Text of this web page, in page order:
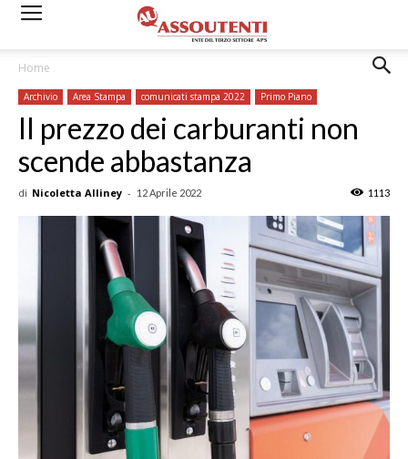
Home
Archivio Area Stampa comunicati stampa 2022 Primo Piano
Il prezzo dei carburanti non
scende abbastanza
di Nicoletta Alliney - 12 Aprile 2022 1113